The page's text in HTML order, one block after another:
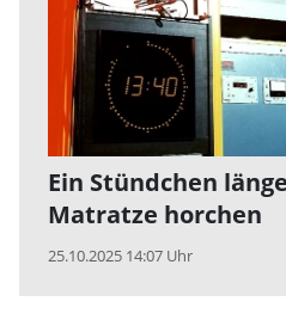
Ein Stündchen
Matratze horchen
25.10.2025 14:07 Uhr